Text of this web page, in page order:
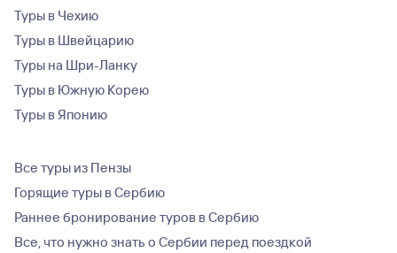
Туры в Чехию
Туры в Швейцарию
Туры на Шри-Ланку
Туры в Южную Корею
Туры в Японию
Все туры из Пензы
Горящие туры в Сербию
Раннее бронирование туров в Сербию
Все, что нужно знать о Сербии перед поездкой